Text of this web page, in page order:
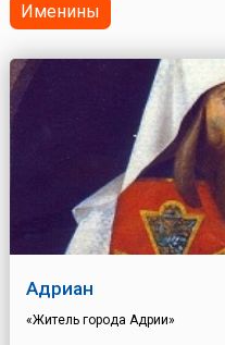
Именины
Адриан
«Житель города Адрии»